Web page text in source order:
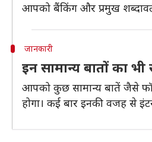
आपको बैंकिंग और प्रमुख
जानकारी
इन सामान्य बातों का भी
आपको कुछ सामान्य बातें जैसे
होगा। कई बार इनकी वजह से